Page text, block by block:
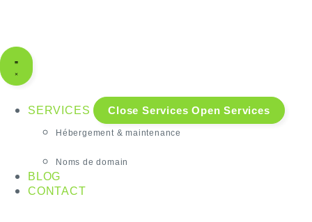
SERVICES Close Services Open Services
Hébergement & maintenance
Noms de domain
BLOG
CONTACT